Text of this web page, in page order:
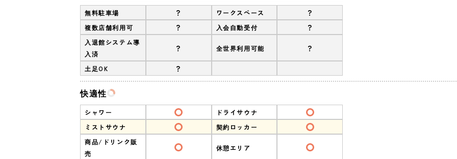
無料駐車場 ? ワークスペース ?
複数店舗利用可 ? 入会自動受付 ?
入退館システム導
入済
? 全世界利用可能 ?
土足OK ?
快適性
シャワー
ドライサウナ
ミストサウナ
契約ロッカー
商品/ドリンク販
売
休憩エリア